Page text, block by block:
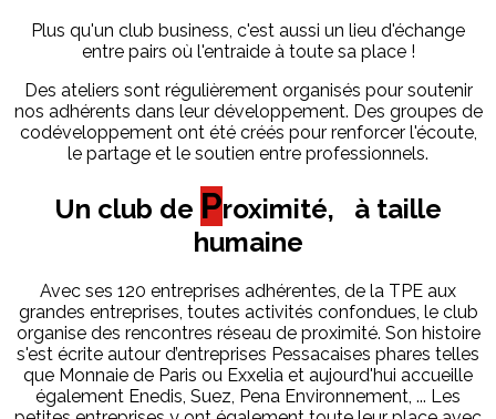
Plus qu'un club business, c'est aussi un lieu d'échange
entre pairs où l'entraide à toute sa place !
Des ateliers sont régulièrement organisés pour soutenir
nos adhérents dans leur développement. Des groupes de
codéveloppement ont été créés pour renforcer l'écoute,
le partage et le soutien entre professionnels.
Un club de Proximité, à taille
humaine
Avec ses 120 entreprises adhérentes, de la TPE aux
grandes entreprises, toutes activités confondues, le club
organise des rencontres réseau de proximité. Son histoire
s'est écrite autour d’entreprises Pessacaises phares telles
que Monnaie de Paris ou Exxelia et aujourd'hui accueille
également Enedis, Suez, Pena Environnement, ... Les